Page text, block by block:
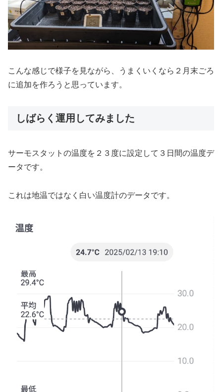
こんな感じで様子を見ながら、うまくいくなら２月末ごろ
に追加を作ろうと思っています。
しばらく運用してみました
サーモスタットの温度を２３度に設定して３日間の温度デ
ータです。
これは地温ではなく白い温度計のデータです。